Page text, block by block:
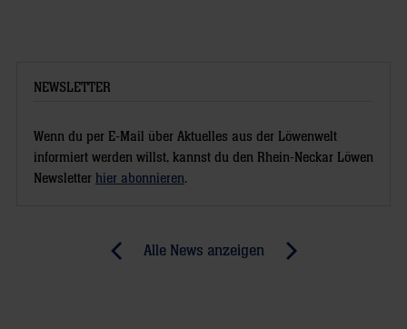
NEWSLETTER
Wenn du per E-Mail über Aktuelles aus der Löwenwelt
informiert werden willst, kannst du den Rhein-Neckar Löwen
Newsletter hier abonnieren.
Alle News anzeigen